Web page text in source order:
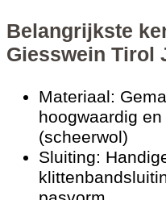
Belangrijkste
Giesswein Tirol
Materiaal:
hoogwaardig
(scheerwol)
Sluiting: